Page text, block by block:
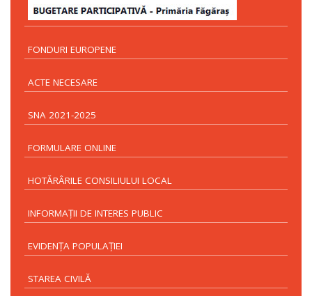
FONDURI EUROPENE
ACTE NECESARE
SNA 2021-2025
FORMULARE ONLINE
HOTĂRÂRILE CONSILIULUI LOCAL
INFORMAŢII DE INTERES PUBLIC
EVIDENŢA POPULAŢIEI
STAREA CIVILĂ